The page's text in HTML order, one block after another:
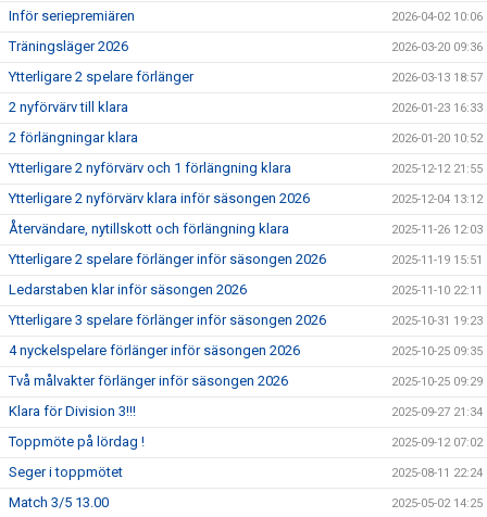
Inför seriepremiären 2026-04-02 10:06
Träningsläger 2026 2026-03-20 09:36
Ytterligare 2 spelare förlänger 2026-03-13 18:57
2 nyförvärv till klara 2026-01-23 16:33
2 förlängningar klara 2026-01-20 10:52
Ytterligare 2 nyförvärv och 1 förlängning klara 2025-12-12 21:55
Ytterligare 2 nyförvärv klara inför säsongen 2026 2025-12-04 13:12
Återvändare, nytillskott och förlängning klara 2025-11-26 12:03
Ytterligare 2 spelare förlänger inför säsongen 2026 2025-11-19 15:51
Ledarstaben klar inför säsongen 2026 2025-11-10 22:11
Ytterligare 3 spelare förlänger inför säsongen 2026 2025-10-31 19:23
4 nyckelspelare förlänger inför säsongen 2026 2025-10-25 09:35
Två målvakter förlänger inför säsongen 2026 2025-10-25 09:29
Klara för Division 3!!! 2025-09-27 21:34
Toppmöte på lördag ! 2025-09-12 07:02
Seger i toppmötet 2025-08-11 22:24
Match 3/5 13.00 2025-05-02 14:25